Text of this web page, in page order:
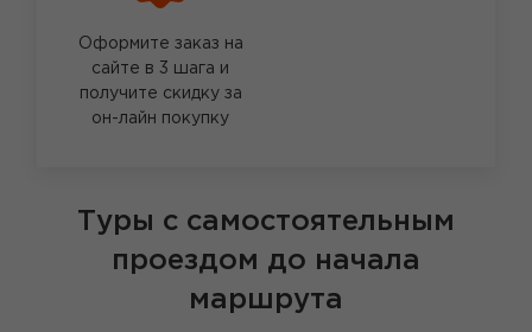
Оформите заказ на
сайте в 3 шага и
получите скидку за
он-лайн покупку
Туры с самостоятельным
проездом до начала
маршрута